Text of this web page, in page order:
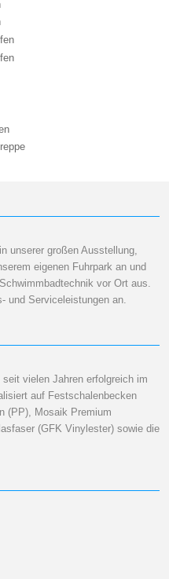
unserer großen Ausstellung,
eigenen Fuhrpark an und
vor Ort aus.
und Serviceleistungen an.
vielen Jahren erfolgreich im
auf Festschalenbecken
(PP), Mosaik Premium
(GFK Vinylester) sowie die